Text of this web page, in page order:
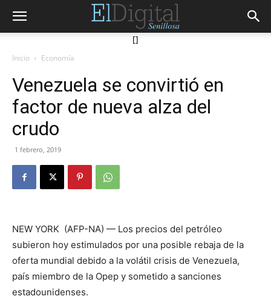
[]
Inicio Economía
Venezuela se convirtió en
factor de nueva alza del
crudo
1 febrero, 2019
NEW YORK (AFP-NA) — Los precios del petróleo
subieron hoy estimulados por una posible rebaja de la
oferta mundial debido a la volátil crisis de Venezuela,
país miembro de la Opep y sometido a sanciones
estadounidenses.